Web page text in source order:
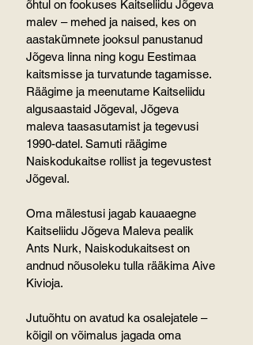
õhtul on fookuses Kaitseliidu Jõgeva
malev – mehed ja naised, kes on
aastakümnete jooksul panustanud
Jõgeva linna ning kogu Eestimaa
kaitsmisse ja turvatunde tagamisse.
Räägime ja meenutame Kaitseliidu
algusaastaid Jõgeval, Jõgeva
maleva taasasutamist ja tegevusi
1990-datel. Samuti räägime
Naiskodukaitse rollist ja tegevustest
Jõgeval.
Oma mälestusi jagab kauaaegne
Kaitseliidu Jõgeva Maleva pealik
Ants Nurk, Naiskodukaitsest on
andnud nõusoleku tulla rääkima Aive
Kivioja.
Jutuõhtu on avatud ka osalejatele –
kõigil on võimalus jagada oma